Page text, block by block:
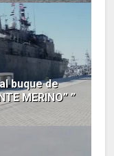
buque de
MERINO” ”